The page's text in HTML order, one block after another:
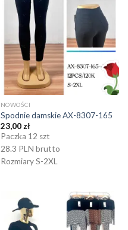
NOWOŚCI
Spodnie damskie AX-8307-165
23,00 zł
Paczka 12 szt
28.3 PLN brutto
Rozmiary S-2XL